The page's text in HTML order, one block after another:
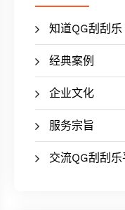
知道QG刮刮乐
经典案例
企业文化
服务宗旨
交流QG刮刮乐